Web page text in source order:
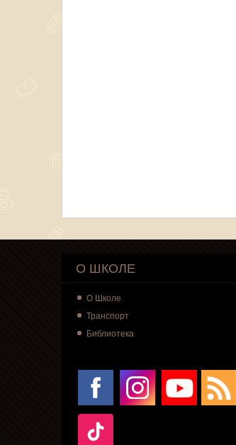
О ШКОЛЕ
О Школе
Транспорт
Библиотека